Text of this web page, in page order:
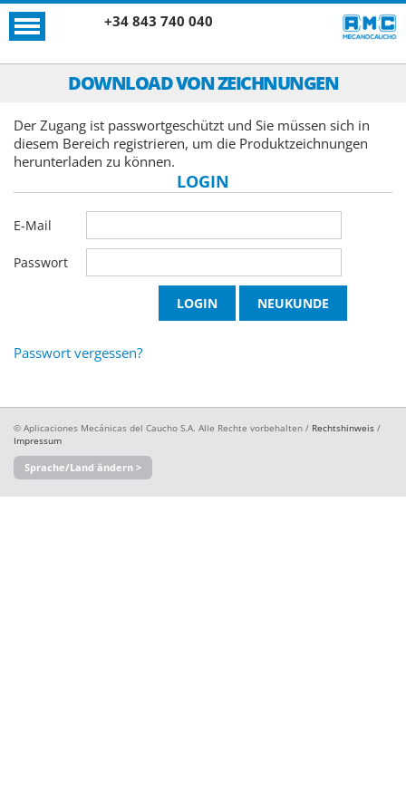
+34 843 740 040
DOWNLOAD VON ZEICHNUNGEN
Der Zugang ist passwortgeschützt und Sie müssen sich in
diesem Bereich registrieren, um die Produktzeichnungen
herunterladen zu können.
LOGIN
E-Mail
Passwort
Passwort vergessen?
© Aplicaciones Mecánicas del Caucho S.A. Alle Rechte vorbehalten / Rechtshinweis /
Impressum
Sprache/Land ändern >